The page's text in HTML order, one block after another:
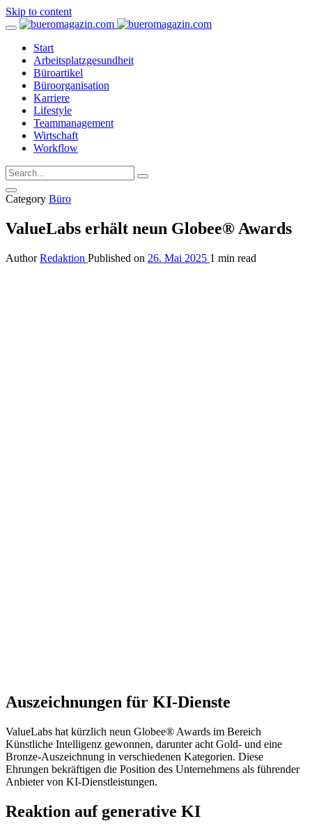
Skip to content
Start
Arbeitsplatzgesundheit
Büroartikel
Büroorganisation
Karriere
Lifestyle
Teammanagement
Wirtschaft
Workflow
Category Büro
ValueLabs erhält neun Globee® Awards
Author Redaktion Published on 26. Mai 2025 1 min read
Auszeichnungen für KI-Dienste
ValueLabs hat kürzlich neun Globee® Awards im Bereich
Künstliche Intelligenz gewonnen, darunter acht Gold- und eine
Bronze-Auszeichnung in verschiedenen Kategorien. Diese
Ehrungen bekräftigen die Position des Unternehmens als führender
Anbieter von KI-Dienstleistungen.
Reaktion auf generative KI